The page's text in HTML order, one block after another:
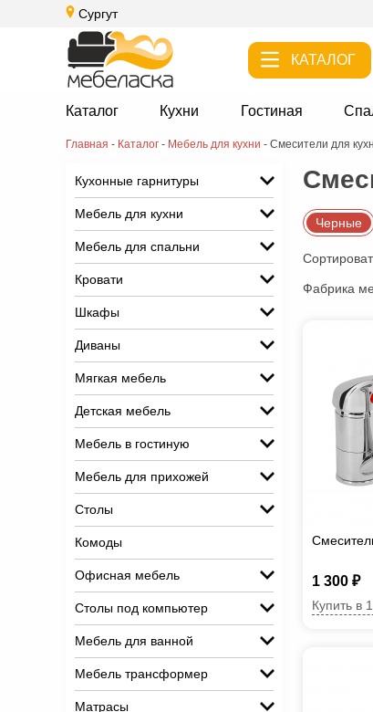
Сургут
КАТАЛОГ
Каталог Кухни Гостиная
Главная - Каталог - Мебель для кухни - Смесители для
Кухонные гарнитуры
Мебель для кухни
Мебель для спальни
Кровати
Шкафы
Диваны
Мягкая мебель
Детская мебель
Мебель в гостиную
Мебель для прихожей
Столы
Комоды
Офисная мебель
Столы под компьютер
Мебель для ванной
Мебель трансформер
Матрасы
Черные
Фабрика
1 300 ₽
Купить в